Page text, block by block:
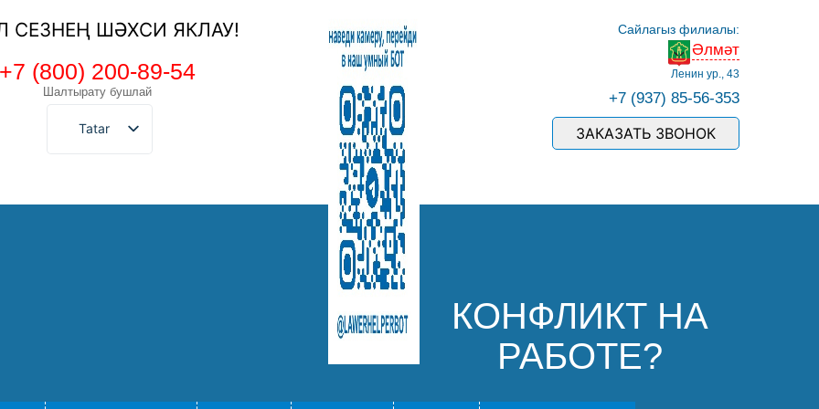
СЕЗНЕҢ ШӘХСИ ЯКЛАУ!
+7 (800) 200-89-54
Шалтырату бушлай
Tatar
Сайлагыз филиалы:
Әлмәт
Ленин ур., 43
+7 (937) 85-56-353
ЗАКАЗАТЬ ЗВОНОК
КОНФЛИКТ НА
РАБОТЕ?